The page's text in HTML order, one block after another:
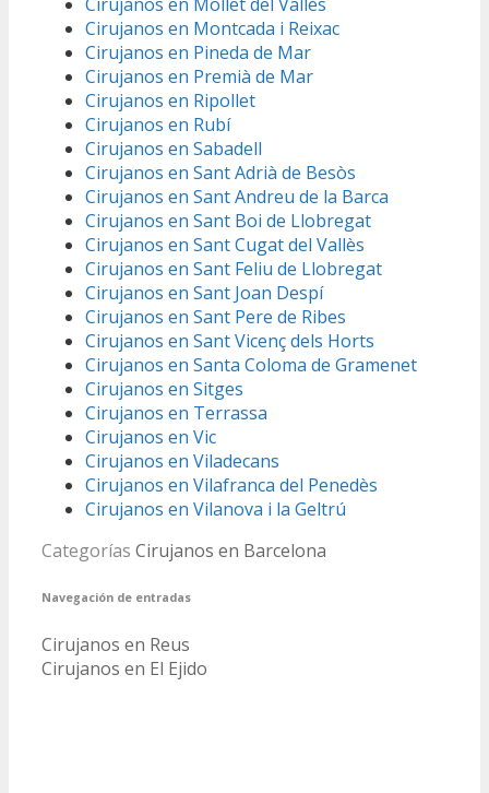
Cirujanos en Montcada i Reixac
Cirujanos en Pineda de Mar
Cirujanos en Premià de Mar
Cirujanos en Ripollet
Cirujanos en Rubí
Cirujanos en Sabadell
Cirujanos en Sant Adrià de Besòs
Cirujanos en Sant Andreu de la Barca
Cirujanos en Sant Boi de Llobregat
Cirujanos en Sant Cugat del Vallès
Cirujanos en Sant Feliu de Llobregat
Cirujanos en Sant Joan Despí
Cirujanos en Sant Pere de Ribes
Cirujanos en Sant Vicenç dels Horts
Cirujanos en Santa Coloma de Gramenet
Cirujanos en Sitges
Cirujanos en Terrassa
Cirujanos en Vic
Cirujanos en Viladecans
Cirujanos en Vilafranca del Penedès
Cirujanos en Vilanova i la Geltrú
Categorías Cirujanos en Barcelona
Navegación de entradas
Cirujanos en Reus
Cirujanos en El Ejido